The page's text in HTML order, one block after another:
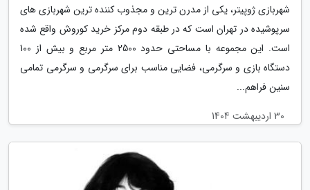
شهربازی ژوپیتر، یکی از مدرن ترین و مجذوب کننده ترین شهربازی های
سرپوشیده در تهران است که در طبقه دوم مرکز خرید کوروش واقع شده
است. این مجموعه با مساحتی حدود 2500 متر مربع و بیش از 100
دستگاه بازی و سرگرمی، فضایی مناسب برای سرگرمی و سرگرمی تمامی
سنین فراهم...
30 اردیبهشت 1404